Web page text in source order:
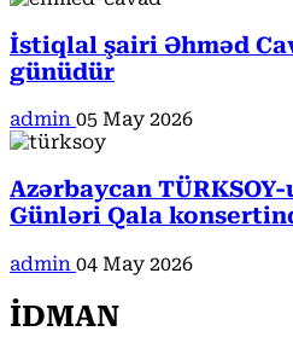
İstiqlal şairi Əhməd
günüdür
admin 05 May 2026
Azərbaycan
Günləri Qala
admin 04 May 2026
İDMAN